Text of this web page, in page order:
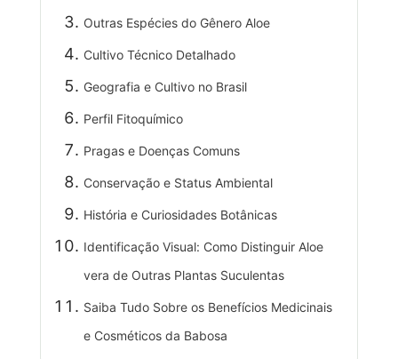
Outras Espécies do Gênero Aloe
Cultivo Técnico Detalhado
Geografia e Cultivo no Brasil
Perfil Fitoquímico
Pragas e Doenças Comuns
Conservação e Status Ambiental
História e Curiosidades Botânicas
Identificação Visual: Como Distinguir Aloe
vera de Outras Plantas Suculentas
Saiba Tudo Sobre os Benefícios Medicinais
e Cosméticos da Babosa